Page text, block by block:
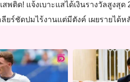
สพติด! แจ้งเบาะแสได้เงินรางวัลสูงสุด
ลียร์ชัดปมไร้งานแต่มีตังค์ เผยรายไ